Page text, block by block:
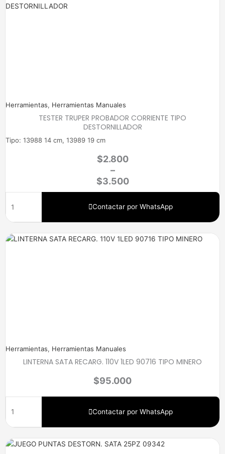
Herramientas, Herramientas Manuales
TESTER TRUPER PROBADOR CORRIENTE TIPO
DESTORNILLADOR
Tipo: 13988 14 cm, 13989 19 cm
$2.800
–
$3.500
Contactar por WhatsApp
Herramientas, Herramientas Manuales
LINTERNA SATA RECARG. 110V 1LED 90716 TIPO MINERO
$95.000
Contactar por WhatsApp